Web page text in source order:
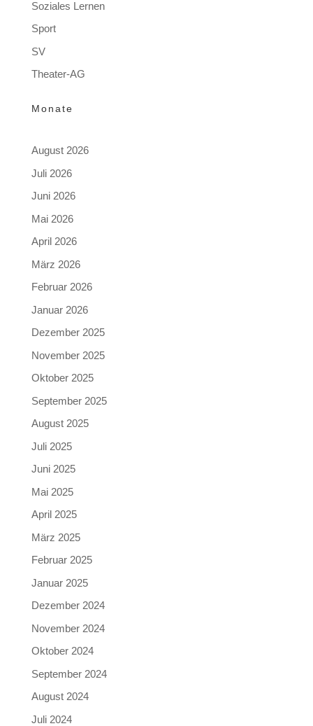
Soziales Lernen
Sport
SV
Theater-AG
Monate
August 2026
Juli 2026
Juni 2026
Mai 2026
April 2026
März 2026
Februar 2026
Januar 2026
Dezember 2025
November 2025
Oktober 2025
September 2025
August 2025
Juli 2025
Juni 2025
Mai 2025
April 2025
März 2025
Februar 2025
Januar 2025
Dezember 2024
November 2024
Oktober 2024
September 2024
August 2024
Juli 2024